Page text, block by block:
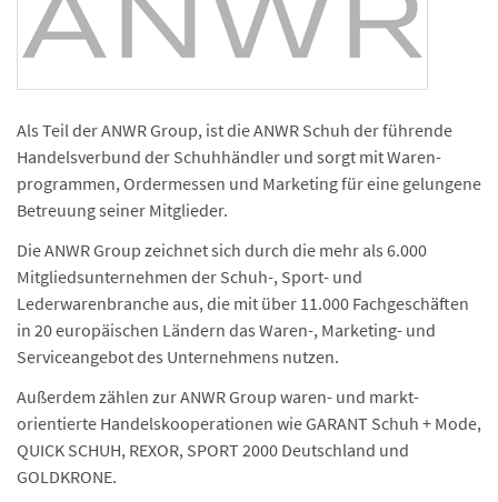
Als Teil der ANWR Group, ist die ANWR Schuh der führende
Handels­verbund der Schuhhändler und sorgt mit Waren­
programmen, Ordermessen und Marketing für eine gelungene
Betreuung seiner Mitglieder.
Die ANWR Group zeichnet sich durch die mehr als 6.000
Mitglieds­unternehmen der Schuh-, Sport- und
Lederwarenbranche aus, die mit über 11.000 Fachgeschäften
in 20 europäischen Ländern das Waren-, Marketing- und
Serviceangebot des Unternehmens nutzen.
Außerdem zählen zur ANWR Group waren- und markt­
orientierte Handels­kooperationen wie GARANT Schuh + Mode,
QUICK SCHUH, REXOR, SPORT 2000 Deutschland und
GOLDKRONE.